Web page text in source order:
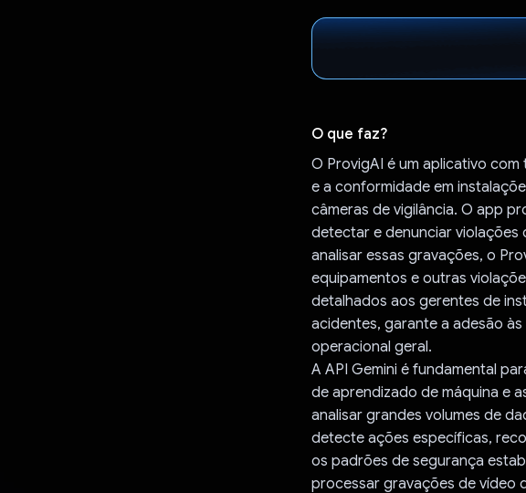
O que faz?
O ProvigAI é um aplicativo
e a conformidade em
câmeras de vigilância. O app
detectar e denunciar violações
analisar essas gravações, o
equipamentos e outras
detalhados aos gerentes de
acidentes, garante a adesão
operacional geral.
A API Gemini é fundamental
de aprendizado de máquina e
analisar grandes volumes de
detecte ações específicas,
os padrões de segurança
processar gravações de vídeo